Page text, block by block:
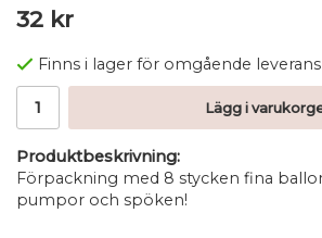
32 kr
Finns i lager för omgående leverans
Lägg i
Produktbeskrivning:
Förpackning med 8 stycken fina
pumpor och spöken!